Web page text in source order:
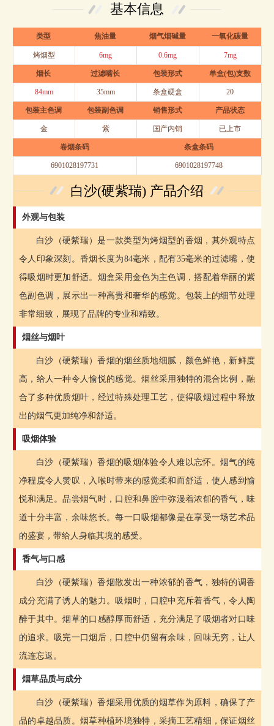
基本信息
类型 焦油量 烟气烟碱量 一氧化碳量
烤烟型 6mg 0.6mg 7mg
烟长 过滤嘴长 包装形式 单盒(包)支数
84mm 35mm 条盒硬盒 20
包装主色调 包装副色调 销售形式 产品状态
金 紫 国产内销 已上市
卷烟条码 条盒条码
6901028197731 6901028197748
白沙(硬紫瑞) 产品介绍
外观与包装
白沙（硬紫瑞）是一款类型为烤烟型的香烟，其外观特点
令人印象深刻。香烟长度为84毫米，配有35毫米的过滤嘴，使
得吸烟时更加舒适。烟盒采用金色为主色调，搭配着华丽的紫
色副色调，展示出一种高贵和奢华的感觉。包装上的细节处理
非常细致，展现了品牌的专业和精致。
烟丝与烟叶
白沙（硬紫瑞）香烟的烟丝质地细腻，颜色鲜艳，新鲜度
高，给人一种令人愉悦的感觉。烟丝采用独特的混合比例，融
合了多种优质烟叶，经过特殊处理工艺，使得吸烟过程中释放
出的烟气更加纯净和舒适。
吸烟体验
白沙（硬紫瑞）香烟的吸烟体验令人难以忘怀。烟气的纯
净程度令人赞叹，入喉时带来的感觉柔和而舒适，使人感到愉
悦和满足。品尝烟气时，口腔和鼻腔中弥漫着浓郁的香气，味
道十分丰富，余味悠长。每一口吸烟都像是在享受一场艺术品
的盛宴，带给人身临其境的感受。
香气与口感
白沙（硬紫瑞）香烟散发出一种浓郁的香气，独特的调香
成分充满了诱人的魅力。吸烟时，口腔中充斥着香气，令人陶
醉于其中。烟草的口感醇厚而舒适，充分满足了吸烟者对口味
的追求。吸完一口烟后，口腔中仍留有余味，回味无穷，让人
流连忘返。
烟草品质与成分
白沙（硬紫瑞）香烟采用优质的烟草作为原料，确保了产
品的卓越品质。烟草种植环境独特，采摘工艺精细，保证烟丝